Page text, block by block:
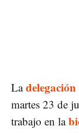
La
martes 23 de
trabajo en la